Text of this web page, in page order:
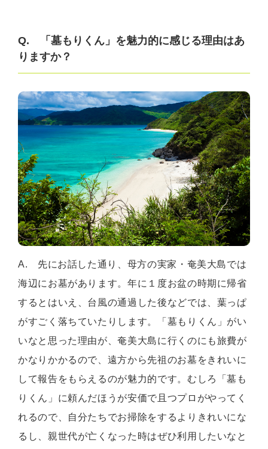
Q. 「墓もりくん」を魅力的に感じる理由はあ
りますか？
A. 先にお話した通り、母方の実家・奄美大島では
海辺にお墓があります。年に１度お盆の時期に帰省
するとはいえ、台風の通過した後などでは、葉っぱ
がすごく落ちていたりします。「墓もりくん」がい
いなと思った理由が、奄美大島に行くのにも旅費が
かなりかかるので、遠方から先祖のお墓をきれいに
して報告をもらえるのが魅力的です。むしろ「墓も
りくん」に頼んだほうが安価で且つプロがやってく
れるので、自分たちでお掃除をするよりきれいにな
るし、親世代が亡くなった時はぜひ利用したいなと